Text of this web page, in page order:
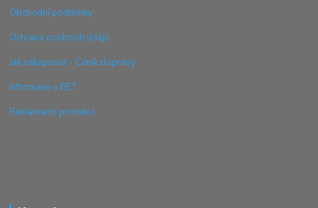
Obchodní podmínky
Ochrana osobních údajů
Jak nakupovat - Ceník dopravy
Informace o EET
Reklamační protokol